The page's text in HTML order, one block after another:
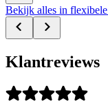
Bekijk alles in
Klantreviews